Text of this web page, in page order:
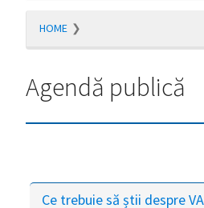
Redirecționare
română
secunde.
magyar
HOME
Agendă publică
Ce trebuie să știi despre